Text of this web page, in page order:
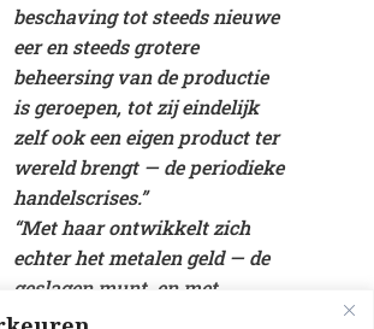
beschaving tot steeds nieuwe
eer en steeds grotere
beheersing van de productie
is geroepen, tot zij eindelijk
zelf ook een eigen product ter
wereld brengt — de periodieke
handelscrises.”
“Met haar ontwikkelt zich
echter het metalen geld — de
geslagen munt, en met
metalen geld een nieuw